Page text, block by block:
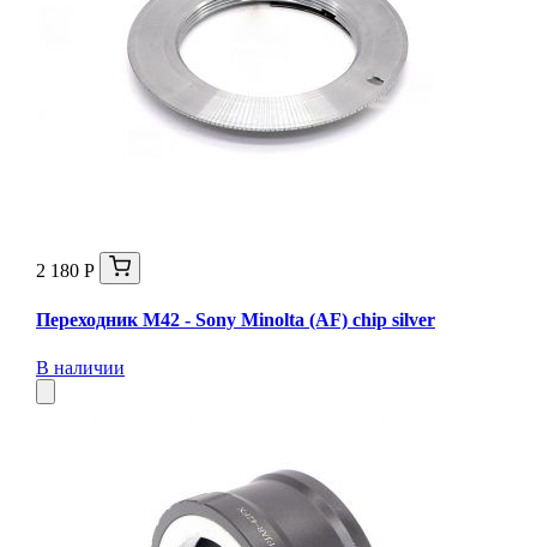
2 180 Р
Переходник M42 - Sony Minolta (AF) chip silver
В наличии